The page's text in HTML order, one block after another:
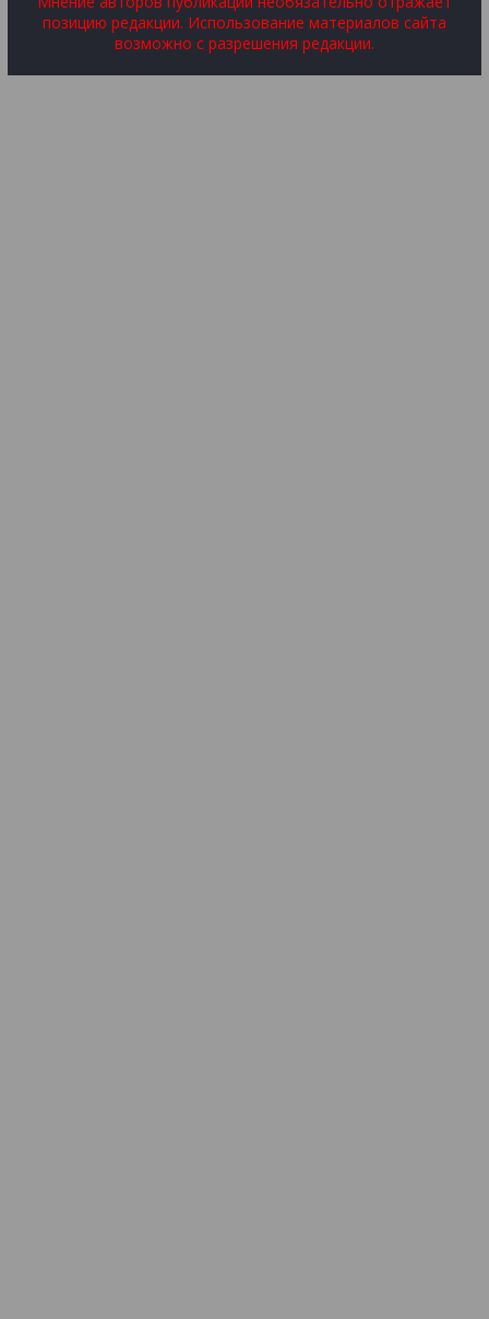
позицию редакции. Использование материалов сайта
возможно с разрешения редакции.